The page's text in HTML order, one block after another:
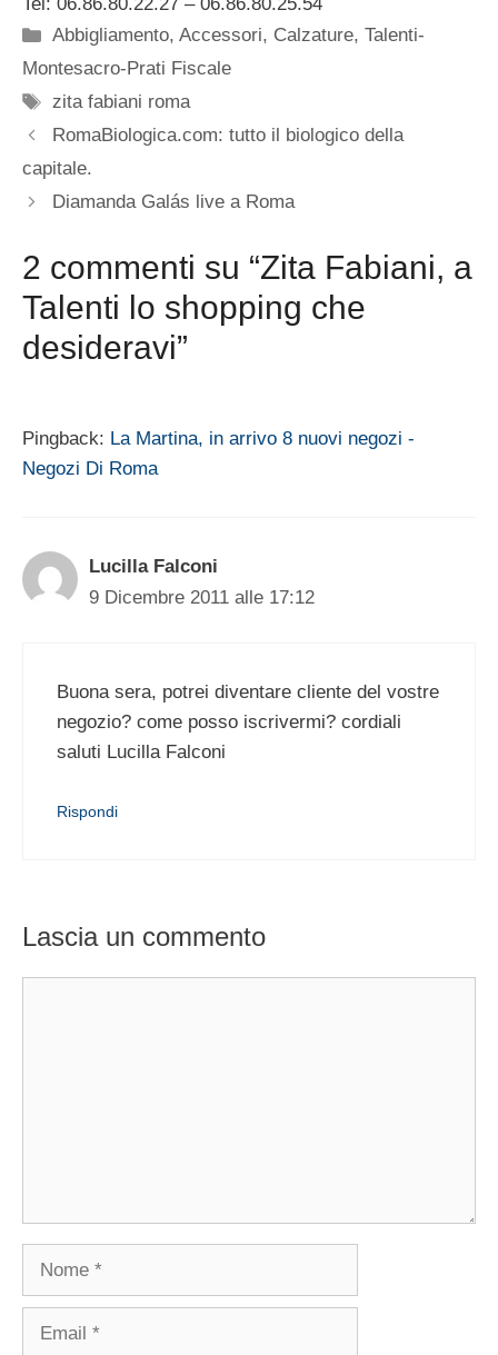
Tel: 06.86.80.22.27 – 06.86.80.25.54
Categorie
Abbigliamento,Accessori, Calzature,Talenti-
Montesacro-Prati Fiscale
Tag
zita fabiani roma
RomaBiologica.com: tutto il biologico della
capitale.
Diamanda Galás live a Roma
2 commenti su “Zita Fabiani, a
Talenti lo shopping che
desideravi”
Pingback: La Martina, in arrivo 8 nuovi negozi -
Negozi Di Roma
Lucilla Falconi
9 Dicembre 2011 alle 17:12
Buona sera, potrei diventare cliente del vostre
negozio? come posso iscrivermi? cordiali
saluti Lucilla Falconi
Rispondi
Lascia un commento
Nome
Email